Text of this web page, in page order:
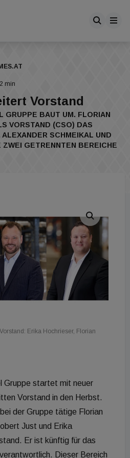
min
Vorstand
GRUPPE BAUT UM. FLORIAN
VORSTAND (CSO) DAS
SCHMEIKAL UND
GETRENNTEN BEREICHE
Erika Hochrieser, Florian
Gruppe startet mit neuer
Vorstand in den Herbst.
der Gruppe tätige Florian
Just und Erika
Er ist künftig für das
Dieser Bereich